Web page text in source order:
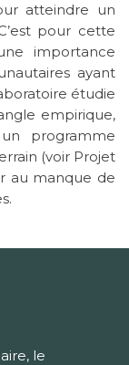
atteindre un
pour cette
importance
ayant
étudie
empirique,
programme
(voir Projet
au manque de
le